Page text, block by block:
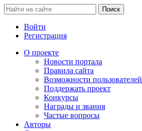
Войти
Регистрация
О проекте
Новости портала
Правила сайта
Возможности пользователей
Поддержать проект
Конкурсы
Награды и звания
Частые вопросы
Авторы